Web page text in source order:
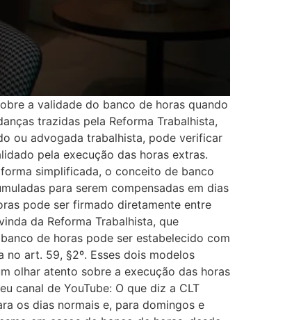
a validade do banco de horas quando
trazidas pela Reforma Trabalhista,
ou advogada trabalhista, pode verificar
pela execução das horas extras.
simplificada, o conceito de banco
para serem compensadas em dias
pode ser firmado diretamente entre
da Reforma Trabalhista, que
de horas pode ser estabelecido com
art. 59, §2º. Esses dois modelos
olhar atento sobre a execução das horas
canal de YouTube: O que diz a CLT
os dias normais e, para domingos e